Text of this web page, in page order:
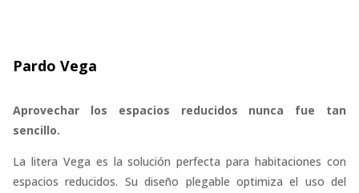
Pardo Vega
Aprovechar los espacios reducidos nunca fue tan
sencillo.
La litera Vega es la solución perfecta para habitaciones con
espacios reducidos. Su diseño plegable optimiza el uso del